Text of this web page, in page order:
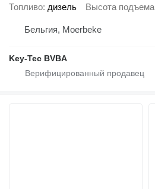
Топливо дизель Высота подъема
Бельгия, Moerbeke
Key-Tec BVBA